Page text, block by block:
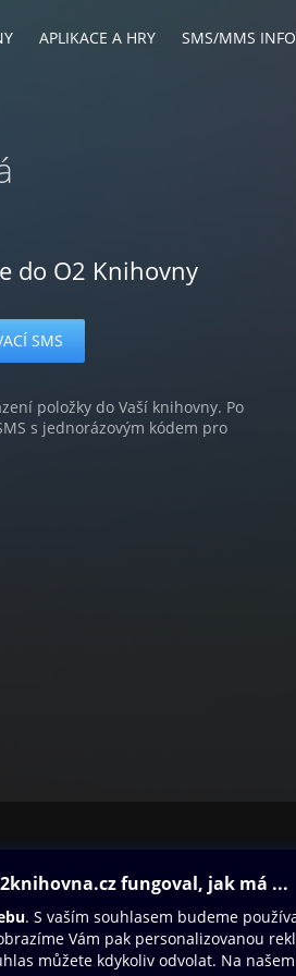
APLIKACE A HRY SMS/MMS INFO
do O2 Knihovny
položky do Vaší knihovny. Po
s jednorázovým kódem pro